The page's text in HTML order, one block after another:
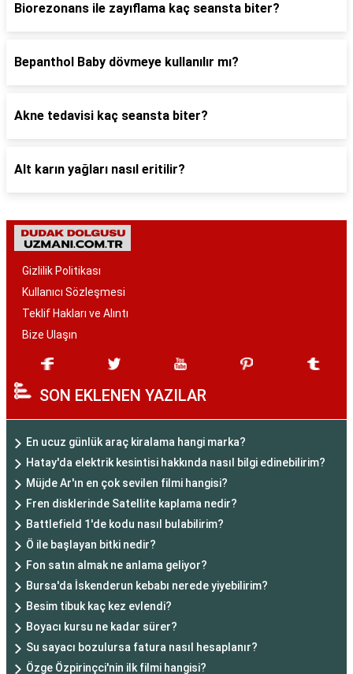
Biorezonans ile zayıflama kaç seansta biter?
Bepanthol Baby dövmeye kullanılır mı?
Akne tedavisi kaç seansta biter?
Alt karın yağları nasıl eritilir?
Gizlilik Politikası
Kullanıcı Sözleşmesi
Teklif Hakları ve Alıntı
Bize Ulaşın
SON EKLENEN YAZILAR
En ucuz günlük araç kiralama hangi marka?
Hatay'da elektrik kesintisi hakkında nasıl bilgi edinebilirim?
Müjde Ar'ın en çok sevilen filmi hangisi?
Fren disklerinde Satellite kaplama nedir?
Battlefield 1'de kodu nasıl bulabilirim?
Ö ile başlayan bitki nedir?
Fon satın almak ne anlama geliyor?
Bursa'da İskenderun kebabı nerede yiyebilirim?
Besim tibuk kaç kez evlendi?
Boyacı kursu ne kadar sürer?
Su sayacı bozulursa fatura nasıl hesaplanır?
Özge Özpirinçci'nin ilk filmi hangisi?